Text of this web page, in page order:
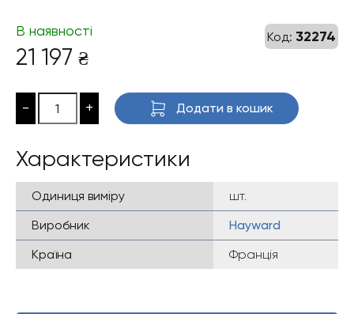
Код: 32274
В наявності
21 197 ₴
- + Додати в кошик
Характеристики
Одиниця виміру
шт.
Виробник
Hayward
Країна
Франція